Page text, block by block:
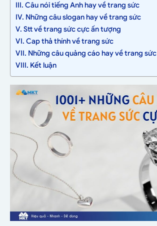
III. Câu nói tiếng Anh hay về trang sức
IV. Những câu slogan hay về trang sức
V. Stt về trang sức cực ấn tượng
VI. Cap thả thính về trang sức
VII. Những câu quảng cáo hay về trang sức
VIII. Kết luận